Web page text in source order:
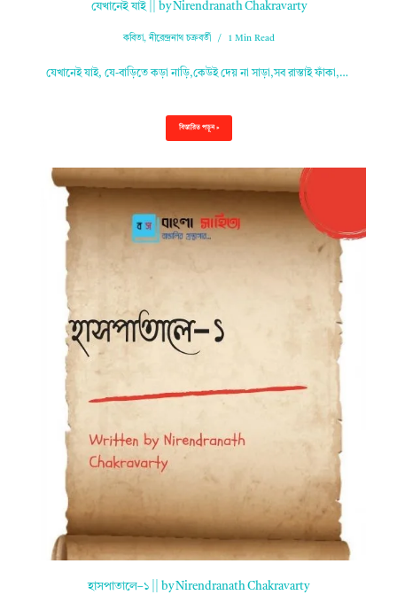
যেখানেই যাই || by Nirendranath Chakravarty
কবিতা,নীরেন্দ্রনাথ চক্রবর্তী 1 Min Read
যেখানেই যাই, যে-বাড়িতে কড়া নাড়ি,কেউই দেয় না সাড়া,সব রাস্তাই ফাঁকা,…
বিস্তারিত পড়ুন »
হাসপাতালে–১ || by Nirendranath Chakravarty